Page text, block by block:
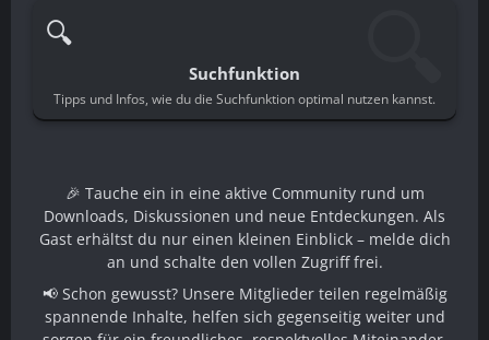
🔍
Suchfunktion
Tipps und Infos, wie du die Suchfunktion optimal nutzen kannst.
🎉 Tauche ein in eine aktive Community rund um
Downloads, Diskussionen und neue Entdeckungen. Als
Gast erhältst du nur einen kleinen Einblick – melde dich
an und schalte den vollen Zugriff frei.
📢 Schon gewusst? Unsere Mitglieder teilen regelmäßig
spannende Inhalte, helfen sich gegenseitig weiter und